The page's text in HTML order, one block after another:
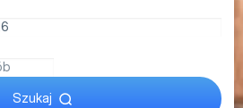
Szukaj